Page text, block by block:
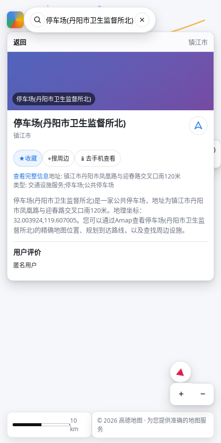
返回 镇江市
停车场(丹阳市卫生监督所北)
停车场(丹阳市卫生监督所北)
镇江市
★收藏 ⌖搜周边 📱 去手机查看
查看完整信息地址: 镇江市丹阳市凤凰路与迎春路交叉口南120米
类型: 交通设施服务;停车场;公共停车场
停车场(丹阳市卫生监督所北)是一家公共停车场，地址为镇江市丹阳
市凤凰路与迎春路交叉口南120米。地理坐标：
32.003924,119.607005。您可以通过Amap查看停车场(丹阳市卫生监
督所北)的精确地图位置、规划到达路线，以及查找周边设施。
用户评价
匿名用户
停车场(丹阳市卫生监督所北)
+ −
10
km
© 2026 高德地图 · 为您提供准确的地图服
务